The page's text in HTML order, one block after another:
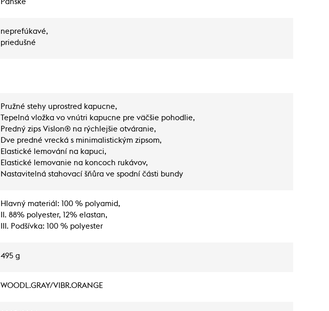
Pánske
neprefúkavé,
priedušné
Pružné stehy uprostred kapucne,
Tepelná vložka vo vnútri kapucne pre väčšie pohodlie,
Predný zips Vislon® na rýchlejšie otváranie,
Dve predné vrecká s minimalistickým zipsom,
Elastické lemování na kapuci,
Elastické lemovanie na koncoch rukávov,
Nastavitelná stahovací šňůra ve spodní části bundy
Hlavný materiál: 100 % polyamid,
II. 88% polyester, 12% elastan,
III. Podšívka: 100 % polyester
495 g
WOODL.GRAY/VIBR.ORANGE